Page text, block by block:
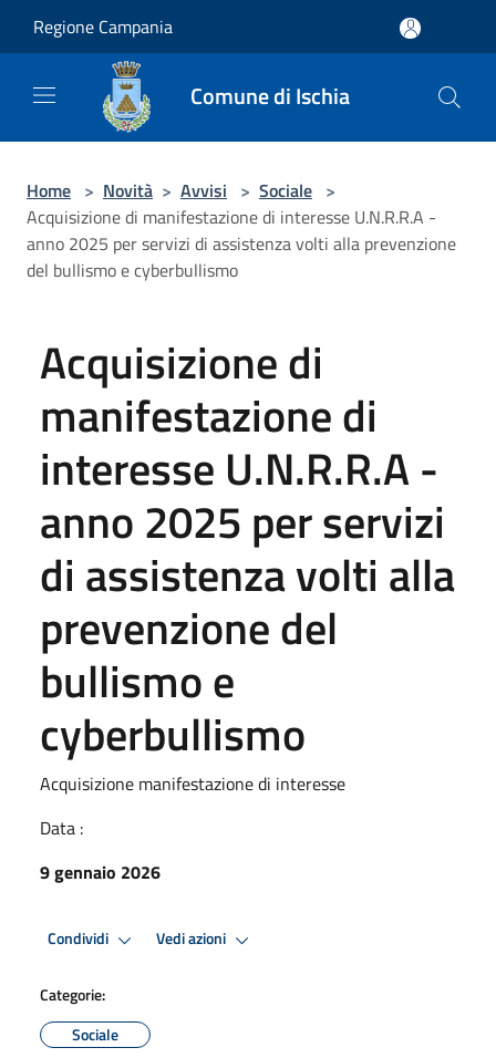
Regione Campania
Comune di Ischia
Home > Novità > Avvisi > Sociale >
Acquisizione di manifestazione di interesse U.N.R.R.A -
anno 2025 per servizi di assistenza volti alla prevenzione
del bullismo e cyberbullismo
Acquisizione di
manifestazione di
interesse U.N.R.R.A -
anno 2025 per servizi
di assistenza volti alla
prevenzione del
bullismo e
cyberbullismo
Acquisizione manifestazione di interesse
Data :
9 gennaio 2026
Condividi Vedi azioni
Categorie:
Sociale